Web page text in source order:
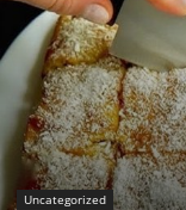
Uncategorized